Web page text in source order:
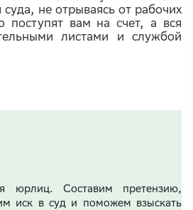
не отрываясь от рабочих
поступят вам на счет, а вся
листами и службой
юрлиц. Составим претензию,
иск в суд и поможем взыскать